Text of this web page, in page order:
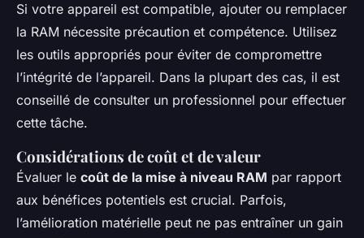
Si votre appareil est compatible, ajouter ou remplacer
la RAM nécessite précaution et compétence. Utilisez
les outils appropriés pour éviter de compromettre
l’intégrité de l’appareil. Dans la plupart des cas, il est
conseillé de consulter un professionnel pour effectuer
cette tâche.
Considérations de coût et de valeur
Évaluer le coût de la mise à niveau RAM par rapport
aux bénéfices potentiels est crucial. Parfois,
l’amélioration matérielle peut ne pas entraîner un gain